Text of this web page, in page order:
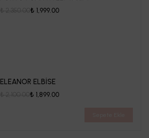
₺ 1,999.00
ELEANOR ELBİSE
₺ 1,899.00